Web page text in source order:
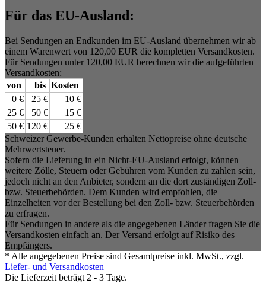
Für das EU-Ausland:
Bei Sendungen an Endkunden im EU-Ausland übernehmen wir ab
einem Warenwert von 120,00 EUR die kompletten Versandkosten.
Für Sendungen unter 120,00 EUR berechnen wir die aufgeführten
Versandkosten:
von
bis Kosten
0 €
25 €
10 €
25 €
50 €
15 €
50 € 120 €
25 €
Schweizer Gewerbe-Kunden erhalten Nettopreise ohne deutsche
Mehrwertsteuer.
Sofern die Lieferung in ein Nicht-EU-Ausland erfolgt, können
weitere Zölle, Steuern oder Gebühren vom Kunden zu zahlen sein,
jedoch nicht an den Anbieter, sondern an die dort zuständigen Zoll-
bzw. Steuerbehörden. Dem Kunden wird empfohlen, die
Einzelheiten vor der Bestellung bei den Zoll- bzw. Steuerbehörden
zu erfragen.
Für Sendungen in andere als die angegebenen Länder fragen Sie die
Versandkosten einfach an. Der Versand erfolgt auf Risiko des
Empfängers.
* Alle angegebenen Preise sind Gesamtpreise inkl. MwSt., zzgl.
Liefer- und Versandkosten
Die Lieferzeit beträgt 2 - 3 Tage.